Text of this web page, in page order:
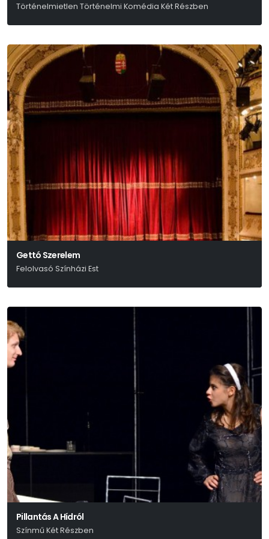
Történelmietlen Történelmi Komédia Két Részben
Gettó Szerelem
Felolvasó Színházi Est
Pillantás A Hídról
Színmű Két Részben